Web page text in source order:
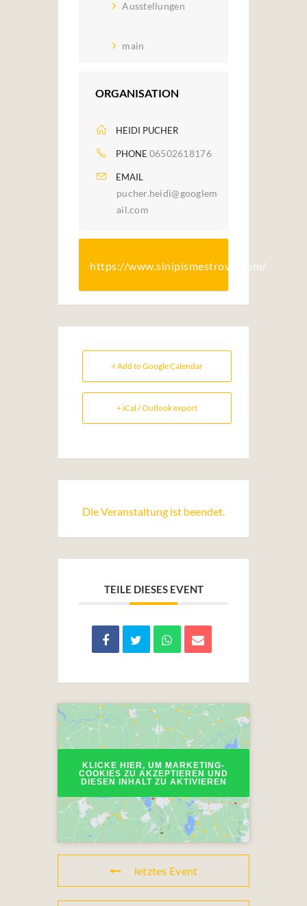
Ausstellungen
main
ORGANISATION
HEIDI PUCHER
PHONE 06502618176
EMAIL
pucher.heidi@googlem
ail.com
https://www.sinipismestrovic.com/
+ Add to Google Calendar
+ iCal / Outlook export
Die Veranstaltung ist beendet.
TEILE DIESES EVENT
KLICKE HIER, UM MARKETING-
COOKIES ZU AKZEPTIEREN UND
DIESEN INHALT ZU AKTIVIEREN
letztes Event